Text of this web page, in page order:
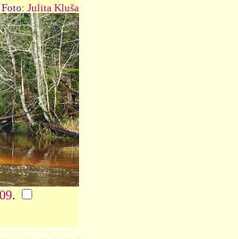
Foto: Julita Kluša
.